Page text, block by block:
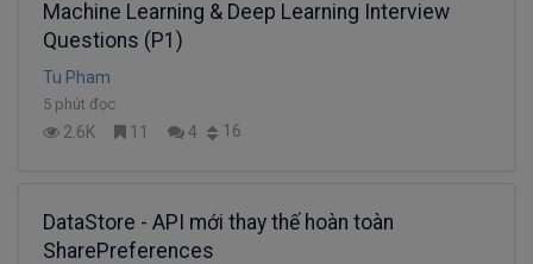
Machine Learning & Deep Learning Interview
Questions (P1)
Tu Pham
5 phút đọc
2.6K 11 4 16
DataStore - API mới thay thế hoàn toàn
SharePreferences